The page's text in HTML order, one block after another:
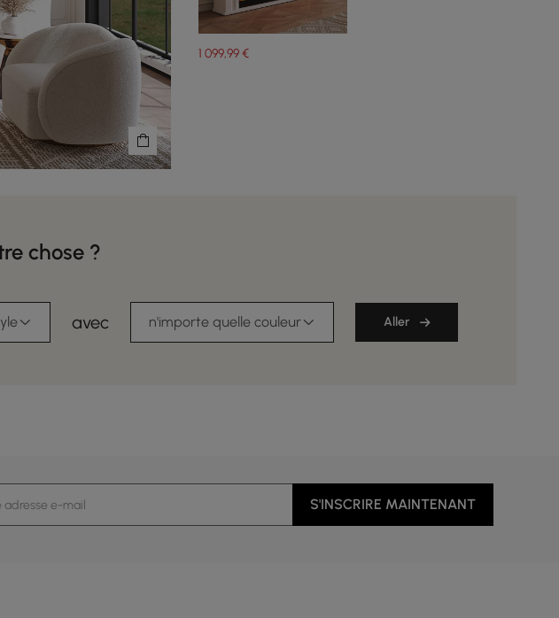
1 099,99€
chose ?
avec n'importe quelle couleur Aller
S'INSCRIRE MAINTENANT